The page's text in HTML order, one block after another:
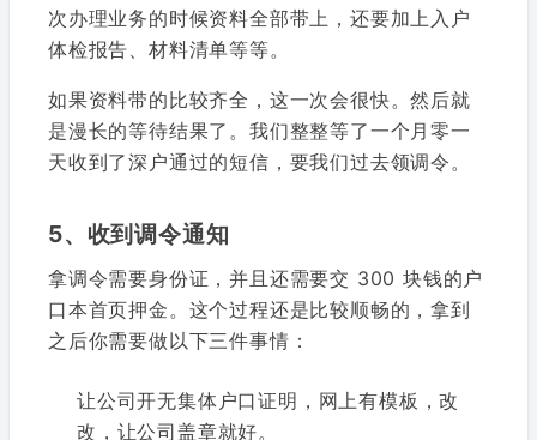
次办理业务的时候资料全部带上，还要加上入户
体检报告、材料清单等等。
如果资料带的比较齐全，这一次会很快。然后就
是漫长的等待结果了。我们整整等了一个月零一
天收到了深户通过的短信，要我们过去领调令。
5、收到调令通知
拿调令需要身份证，并且还需要交 300 块钱的户
口本首页押金。这个过程还是比较顺畅的，拿到
之后你需要做以下三件事情：
让公司开无集体户口证明，网上有模板，改
改，让公司盖章就好。